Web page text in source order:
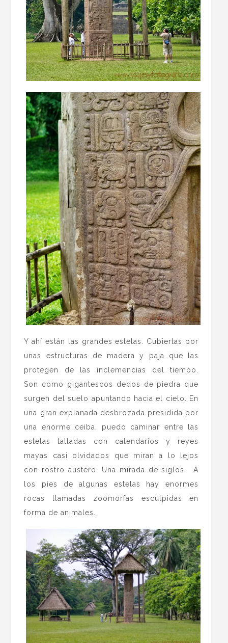
Y ahí están las grandes estelas. Cubiertas por
unas estructuras de madera y paja que las
protegen de las inclemencias del tiempo.
Son como gigantescos dedos de piedra que
surgen del suelo apuntando hacia el cielo. En
una gran explanada desbrozada presidida por
una enorme ceiba, puedo caminar entre las
estelas talladas con calendarios y reyes
mayas casi olvidados que miran a lo lejos
con rostro austero. Una mirada de siglos. A
los pies de algunas estelas hay enormes
rocas llamadas zoomorfas esculpidas en
forma de animales.